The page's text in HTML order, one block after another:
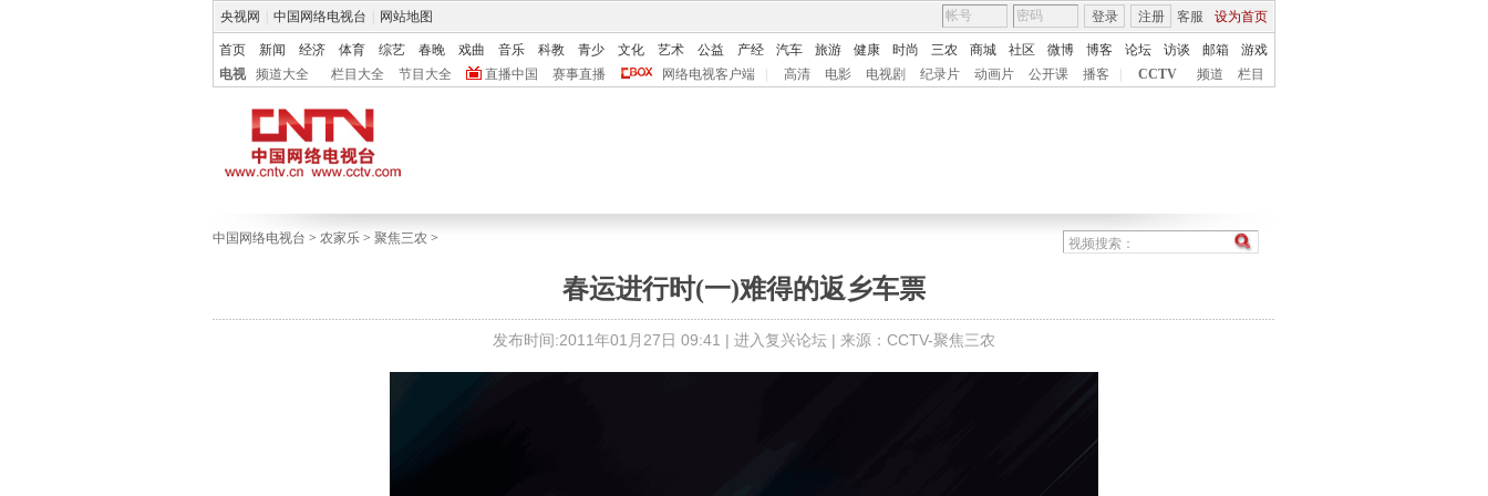
央视网 中国网络电视台 网站地图 客服 设为首页
登录 注册
首页 新闻 经济 体育 综艺 春晚 戏曲 音乐 科教 青少 文化 艺术 公益 产经 汽车 旅游 健康 时尚 三农 商城 社区 微博 博客 论坛 访谈 邮箱
游戏
电视
频道大全 栏目大全 节目大全 直播中国 赛事直播 网络电视客户端 高清 电影 电视剧 纪录片 动画片 公开课 播客 CCTV 频道 栏目
中国网络电视台 > 农家乐 > 聚焦三农 >
春运进行时(一)难得的返乡车票
发布时间:2011年01月27日 09:41 | 进入复兴论坛 | 来源：CCTV-聚焦三农